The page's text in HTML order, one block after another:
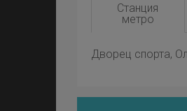
Станция
метро
Дворец спорта,